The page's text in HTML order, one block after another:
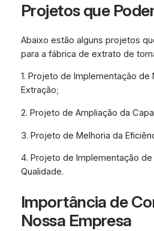
Projetos que
Abaixo estão alguns projetos
para a fábrica de extrato de
1. Projeto de Implementação de
Extração;
2. Projeto de Ampliação da
3. Projeto de Melhoria da
4. Projeto de Implementação
Qualidade.
Importância de
Nossa Empresa